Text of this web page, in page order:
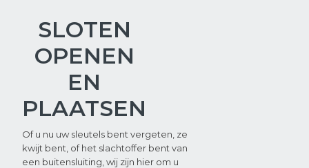
SLOTEN
OPENEN
EN
PLAATSEN
Of u nu uw sleutels bent vergeten, ze
kwijt bent, of het slachtoffer bent van
een buitensluiting, wij zijn hier om u